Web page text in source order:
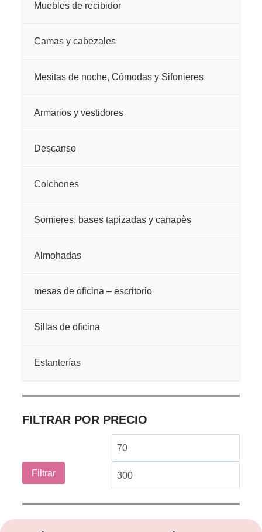
Muebles de recibidor
Camas y cabezales
Mesitas de noche, Cómodas y Sifonieres
Armarios y vestidores
Descanso
Colchones
Somieres, bases tapizadas y canapès
Almohadas
mesas de oficina – escritorio
Sillas de oficina
Estanterías
FILTRAR POR PRECIO
Precio
mínimo
Filtrar